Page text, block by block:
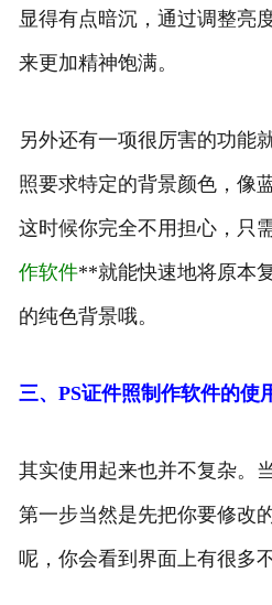
显得有点暗沉，通过调整亮
来更加精神饱满。
另外还有一项很厉害的功能
照要求特定的背景颜色，像
这时候你完全不用担心，只
作软件**就能快速地将原本
的纯色背景哦。
三、PS证件照制作软件的使
其实使用起来也并不复杂。
第一步当然是先把你要修改
呢，你会看到界面上有很多